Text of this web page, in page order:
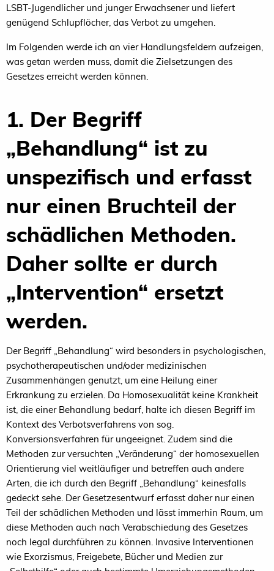
LSBT-Jugendlicher und junger Erwachsener und liefert
genügend Schlupflöcher, das Verbot zu umgehen.
Im Folgenden werde ich an vier Handlungsfeldern aufzeigen,
was getan werden muss, damit die Zielsetzungen des
Gesetzes erreicht werden können.
1. Der Begriff
„Behandlung“ ist zu
unspezifisch und erfasst
nur einen Bruchteil der
schädlichen Methoden.
Daher sollte er durch
„Intervention“ ersetzt
werden.
Der Begriff „Behandlung“ wird besonders in psychologischen,
psychotherapeutischen und/oder medizinischen
Zusammenhängen genutzt, um eine Heilung einer
Erkrankung zu erzielen. Da Homosexualität keine Krankheit
ist, die einer Behandlung bedarf, halte ich diesen Begriff im
Kontext des Verbotsverfahrens von sog.
Konversionsverfahren für ungeeignet. Zudem sind die
Methoden zur versuchten „Veränderung“ der homosexuellen
Orientierung viel weitläufiger und betreffen auch andere
Arten, die ich durch den Begriff „Behandlung“ keinesfalls
gedeckt sehe. Der Gesetzesentwurf erfasst daher nur einen
Teil der schädlichen Methoden und lässt immerhin Raum, um
diese Methoden auch nach Verabschiedung des Gesetzes
noch legal durchführen zu können. Invasive Interventionen
wie Exorzismus, Freigebete, Bücher und Medien zur